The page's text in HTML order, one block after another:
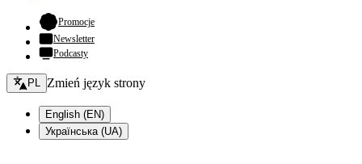
Promocje- otwiera się w nowej karcie
Newsletter
Podcasty
Zmień język - bieżący:
PL Zmień język strony
English (EN)
Українська (UA)